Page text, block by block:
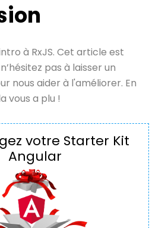
à RxJS. Cet article est
pas à laisser un
nous aider à l'améliorer. En
vous a plu !
votre Starter Kit
Angular